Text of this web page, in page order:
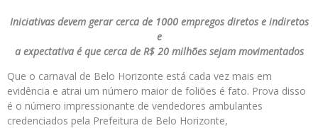
Iniciativas devem gerar cerca de 1000 empregos diretos e indiretos
e
a expectativa é que cerca de R$ 20 milhões sejam movimentados
Que o carnaval de Belo Horizonte está cada vez mais em
evidência e atrai um número maior de foliões é fato. Prova disso
é o número impressionante de vendedores ambulantes
credenciados pela Prefeitura de Belo Horizonte,